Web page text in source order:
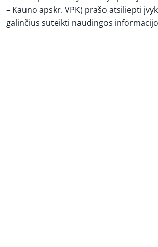
– Kauno apskr. VPK) prašo atsiliepti
galinčius suteikti naudingos